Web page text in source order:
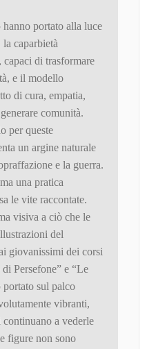
portato alla luce
caparbietà
di trasformare
e il modello
di cura, empatia,
comunità.
per queste
un argine naturale
e la guerra.
una pratica
le vite raccontate.
visiva a ciò che le
del
giovanissimi dei corsi
Persefone” e “Le
portato sul palco
vibranti,
a vederle
figure non sono